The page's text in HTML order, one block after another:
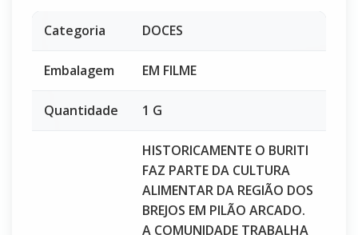
Categoria DOCES
Embalagem EM FILME
Quantidade 1 G
HISTORICAMENTE O BURITI
FAZ PARTE DA CULTURA
ALIMENTAR DA REGIÃO DOS
BREJOS EM PILÃO ARCADO.
A COMUNIDADE TRABALHA